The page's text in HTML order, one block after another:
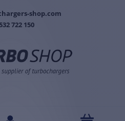
shop.com
722 150